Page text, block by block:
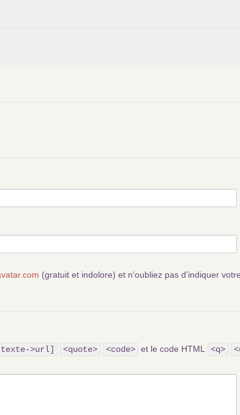
(gratuit et indolore) et n’oubliez pas d’indiquer
>url] <quote> <code> et le code HTML <q>